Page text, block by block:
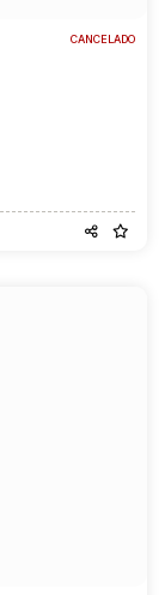
CANCELADO